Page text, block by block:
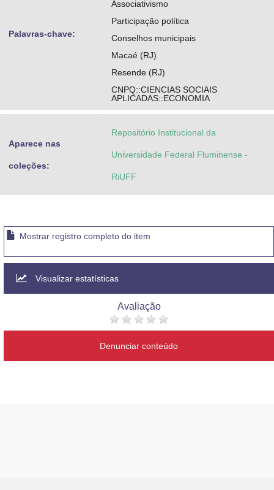
Palavras-chave:
Associativismo
Participação política
Conselhos municipais
Macaé (RJ)
Resende (RJ)
CNPQ::CIENCIAS SOCIAIS
APLICADAS::ECONOMIA
Aparece nas
coleções:
Repositório Institucional da
Universidade Federal Fluminense -
RiUFF
Mostrar registro completo do item
Visualizar estatísticas
Avaliação
Denunciar conteúdo